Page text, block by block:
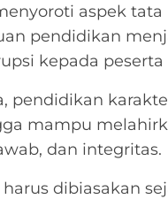
aspek
pendidikan
kepada
pendidikan
mampu
dan integritas.
harus dibiasakan